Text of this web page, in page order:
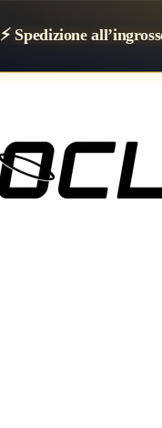
⚡ Spedizione